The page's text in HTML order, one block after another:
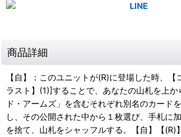
商品詳細
【自】：このユニットが(R)に登場した時、
ラスト】(1)]することで、あなたの山札を上
ド・アームズ」を含むそれぞれ別名のカード
し、その公開された中から１枚選び、手札に
を捨て、山札をシャッフルする。【自】【(R)